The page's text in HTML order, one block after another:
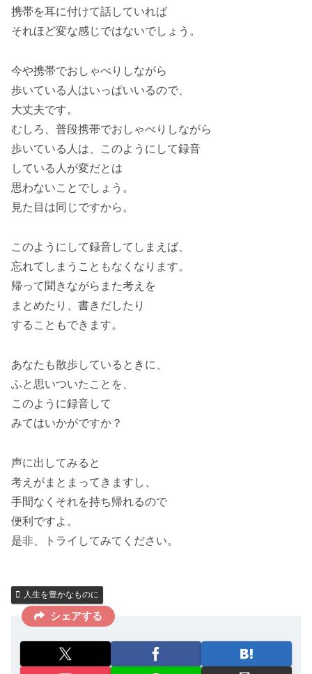
携帯を耳に付けて話していれば
それほど変な感じではないでしょう。
今や携帯でおしゃべりしながら
歩いている人はいっぱいいるので、
大丈夫です。
むしろ、普段携帯でおしゃべりしながら
歩いている人は、このようにして録音
している人が変だとは
思わないことでしょう。
見た目は同じですから。
このようにして録音してしまえば、
忘れてしまうこともなくなります。
帰って聞きながらまた考えを
まとめたり、書きだしたり
することもできます。
あなたも散歩しているときに、
ふと思いついたことを、
このように録音して
みてはいかがですか？
声に出してみると
考えがまとまってきますし、
手間なくそれを持ち帰れるので
便利ですよ。
是非、トライしてみてください。
人生を豊かなものに
シェアする